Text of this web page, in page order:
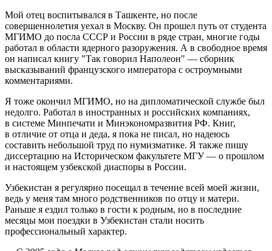
Мой отец воспитывался в Ташкенте, но после
совершеннолетия уехал в Москву. Он прошел путь от студента
МГИМО до посла СССР и России в ряде стран, многие годы
работал в области ядерного разоружения. А в свободное время
он написал книгу "Так говорил Наполеон" — сборник
высказываний французского императора с остроумными
комментариями.
Я тоже окончил МГИМО, но на дипломатической службе был
недолго. Работал в иностранных и российских компаниях,
в системе Минпечати и Минэкономразвития РФ. Книг,
в отличие от отца и деда, я пока не писал, но надеюсь
составить небольшой труд по нумизматике. Я также пишу
диссертацию на Историческом факультете МГУ — о прошлом
и настоящем узбекской диаспоры в России.
Узбекистан я регулярно посещал в течение всей моей жизни,
ведь у меня там много родственников по отцу и матери.
Раньше я ездил только в гости к родным, но в последние
месяцы мои поездки в Узбекистан стали носить
профессиональный характер.